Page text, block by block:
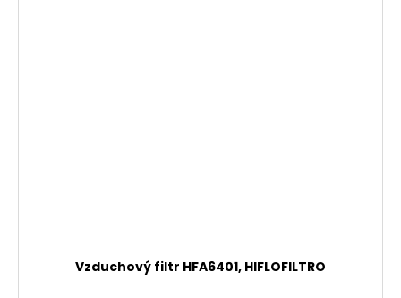
Vzduchový filtr HFA6401, HIFLOFILTRO